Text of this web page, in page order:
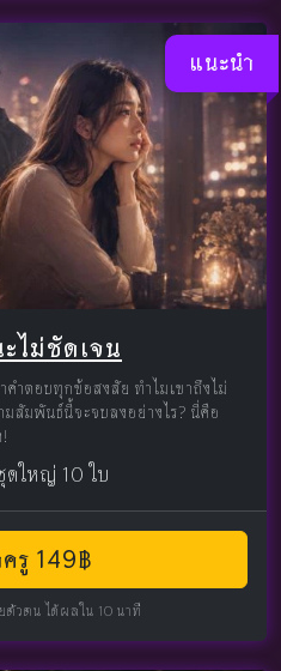
แนะนำ
ไม่ชัดเจน
ำตอบทุกข้อสงสัย ทำไมเขาถึงไม่
มสัมพันธ์นี้จะจบลงอย่างไร? นี่คือ
ดใหญ่ 10 ใบ
รู 149฿
วตน ได้ผลใน 10 นาที